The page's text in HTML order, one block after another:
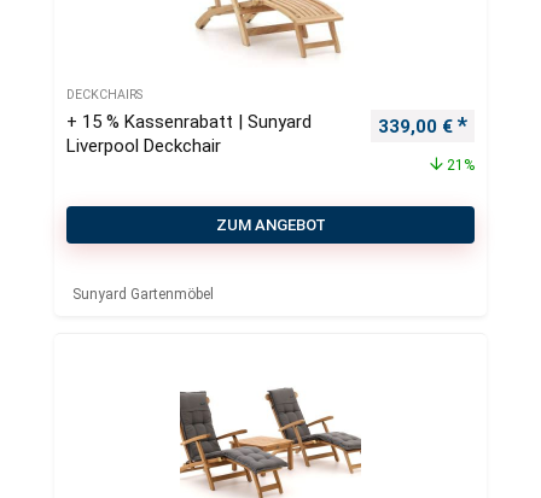
DECKCHAIRS
+ 15 % Kassenrabatt | Sunyard
Liverpool Deckchair
Ursprünglicher
339,00 €
21%
ZUM ANGEBOT
Sunyard Gartenmöbel